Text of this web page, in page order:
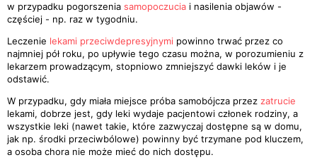
w przypadku pogorszenia samopoczucia i nasilenia objawów -
częściej - np. raz w tygodniu.
Leczenie lekami przeciwdepresyjnymi powinno trwać przez co
najmniej pół roku, po upływie tego czasu można, w porozumieniu z
lekarzem prowadzącym, stopniowo zmniejszyć dawki leków i je
odstawić.
W przypadku, gdy miała miejsce próba samobójcza przez zatrucie
lekami, dobrze jest, gdy leki wydaje pacjentowi członek rodziny, a
wszystkie leki (nawet takie, które zazwyczaj dostępne są w domu,
jak np. środki przeciwbólowe) powinny być trzymane pod kluczem,
a osoba chora nie może mieć do nich dostępu.